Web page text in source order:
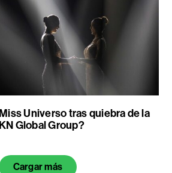
Universo tras quiebra de la
Global Group?
Cargar más